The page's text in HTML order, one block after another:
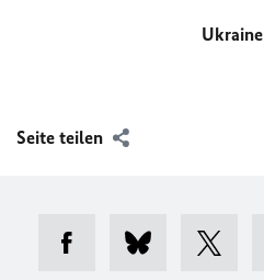
Ukraine
Seite teilen